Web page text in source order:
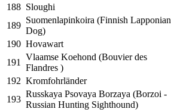
188 Sloughi
189
Suomenlapinkoira (Finnish Lapponian
Dog)
190 Hovawart
191
Vlaamse Koehond (Bouvier des
Flandres )
192 Kromfohrländer
193
Russkaya Psovaya Borzaya (Borzoi -
Russian Hunting Sighthound)